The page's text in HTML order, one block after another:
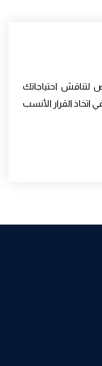
احتياجاتك
القرار الأنسب